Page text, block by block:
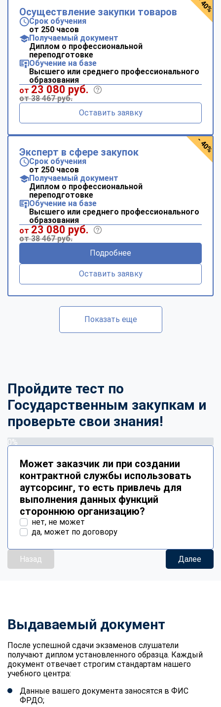
Осуществление закупки товаров
Срок обучения
от 250 часов
Получаемый документ
Диплом о профессиональной
переподготовке
Обучение на базе
Высшего или среднего профессионального
образования
от 23 080 руб.
от 38 467 руб.
Оставить заявку
- 40%
Эксперт в сфере закупок
Срок обучения
от 250 часов
Получаемый документ
Диплом о профессиональной
переподготовке
Обучение на базе
Высшего или среднего профессионального
образования
от 23 080 руб.
от 38 467 руб.
Подробнее
Оставить заявку
- 40%
Показать еще
Пройдите тест по
Государственным закупкам и
проверьте свои знания!
0%
Может заказчик ли при создании
контрактной службы использовать
аутсорсинг, то есть привлечь для
выполнения данных функций
стороннюю организацию?
нет, не может
да, может по договору
Назад Далее
Выдаваемый документ
После успешной сдачи экзаменов слушатели
получают диплом установленного образца. Каждый
документ отвечает строгим стандартам нашего
учебного центра:
Данные вашего документа заносятся в ФИС
ФРДО;